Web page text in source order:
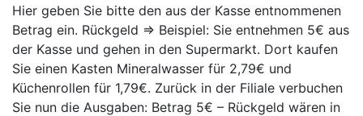
Hier geben Sie bitte den aus der Kasse entnommenen
Betrag ein. Rückgeld ⇒ Beispiel: Sie entnehmen 5€ aus
der Kasse und gehen in den Supermarkt. Dort kaufen
Sie einen Kasten Mineralwasser für 2,79€ und
Küchenrollen für 1,79€. Zurück in der Filiale verbuchen
Sie nun die Ausgaben: Betrag 5€ – Rückgeld wären in